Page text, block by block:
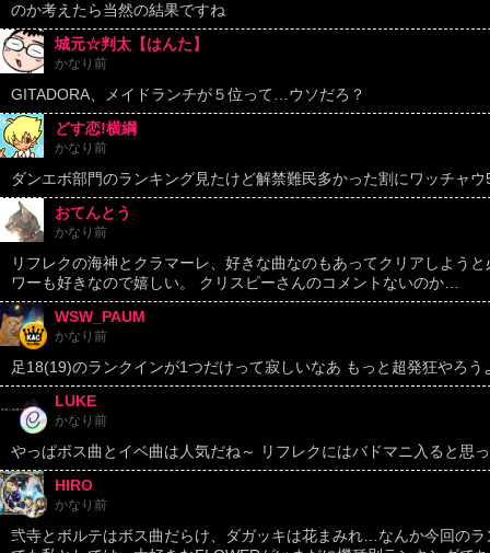
のか考えたら当然の結果ですね
城元☆判太【はんた】
かなり前
GITADORA、メイドランチが５位って…ウソだろ？
どす恋!横綱
かなり前
ダンエボ部門のランキング見たけど解禁難民多かった割にワッチャ
おてんとう
かなり前
リフレクの海神とクラマーレ、好きな曲なのもあってクリアしよう
ワーも好きなので嬉しい。 クリスピーさんのコメントないのか…
WSW_PAUM
かなり前
足18(19)のランクインが1つだけって寂しいなあ もっと超発狂やろう
LUKE
かなり前
やっぱボス曲とイベ曲は人気だね～ リフレクにはバドマニ入ると思
HIRO
かなり前
弐寺とボルテはボス曲だらけ、ダガッキは花まみれ…なんか今回の